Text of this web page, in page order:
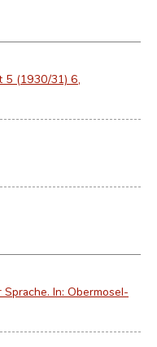
5 (1930/31) 6,
In: Obermosel-